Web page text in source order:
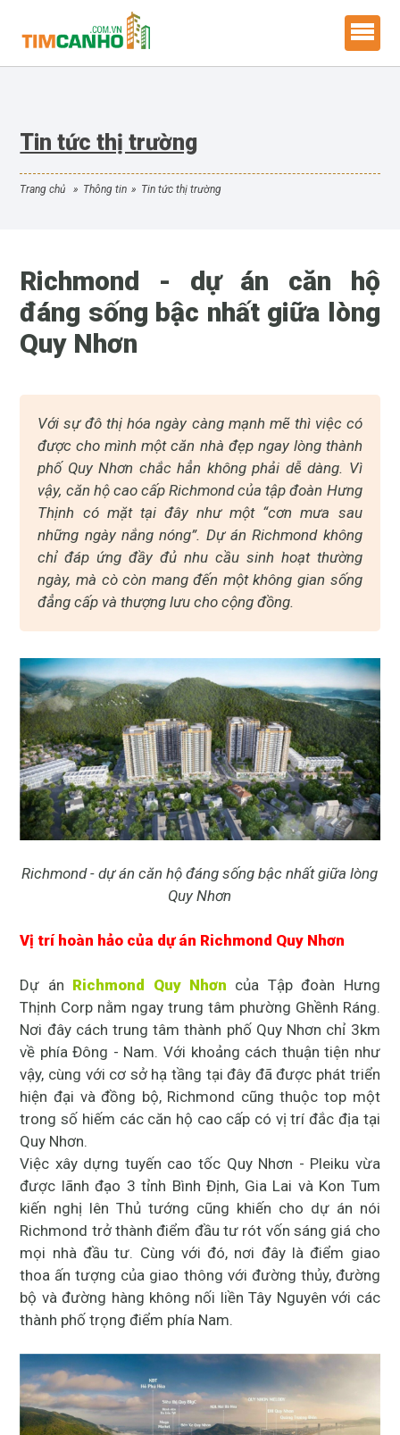
Tin tức thị trường
trang chủ » thông tin » tin tức thị trường
Richmond - dự án căn hộ
đáng sống bậc nhất giữa lòng
Quy Nhơn
Với sự đô thị hóa ngày càng mạnh mẽ thì việc có
được cho mình một căn nhà đẹp ngay lòng thành
phố Quy Nhơn chắc hẳn không phải dễ dàng. Vì
vậy, căn hộ cao cấp Richmond của tập đoàn Hưng
Thịnh có mặt tại đây như một “cơn mưa sau
những ngày nắng nóng”. Dự án Richmond không
chỉ đáp ứng đầy đủ nhu cầu sinh hoạt thường
ngày, mà cò còn mang đến một không gian sống
đẳng cấp và thượng lưu cho cộng đồng.
Richmond - dự án căn hộ đáng sống bậc nhất giữa lòng
Quy Nhơn
Vị trí hoàn hảo của dự án Richmond Quy Nhơn
Dự án Richmond Quy Nhơn của Tập đoàn Hưng
Thịnh Corp nằm ngay trung tâm phường Ghềnh Ráng.
Nơi đây cách trung tâm thành phố Quy Nhơn chỉ 3km
về phía Đông - Nam. Với khoảng cách thuận tiện như
vậy, cùng với cơ sở hạ tầng tại đây đã được phát triển
hiện đại và đồng bộ, Richmond cũng thuộc top một
trong số hiếm các căn hộ cao cấp có vị trí đắc địa tại
Quy Nhơn.
Việc xây dựng tuyến cao tốc Quy Nhơn - Pleiku vừa
được lãnh đạo 3 tỉnh Bình Định, Gia Lai và Kon Tum
kiến nghị lên Thủ tướng cũng khiến cho dự án nói
Richmond trở thành điểm đầu tư rót vốn sáng giá cho
mọi nhà đầu tư. Cùng với đó, nơi đây là điểm giao
thoa ấn tượng của giao thông với đường thủy, đường
bộ và đường hàng không nối liền Tây Nguyên với các
thành phố trọng điểm phía Nam.